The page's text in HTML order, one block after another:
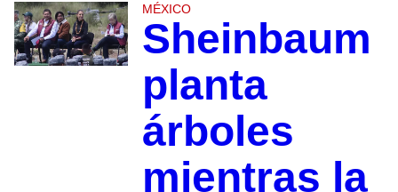
MÉXICO
Sheinbaum
planta
árboles
mientras la